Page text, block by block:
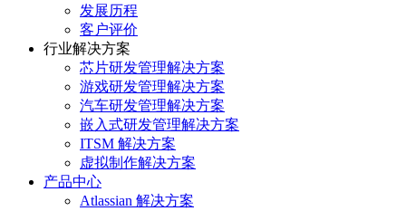
发展历程
客户评价
行业解决方案
芯片研发管理解决方案
游戏研发管理解决方案
汽车研发管理解决方案
嵌入式研发管理解决方案
ITSM 解决方案
虚拟制作解决方案
产品中心
Atlassian 解决方案